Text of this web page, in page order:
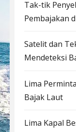
Tak-tik
Pembajakan
Satelit dan
Mendeteksi
Lima
Bajak Laut
Lima Kapal